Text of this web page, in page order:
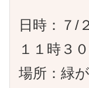
日時：７/
１１時３
場所：緑